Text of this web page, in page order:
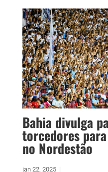
Bahia divulga
torcedores
no Nordestão
jan 22, 2025 |